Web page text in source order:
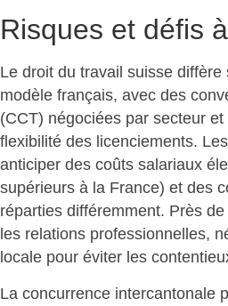
Risques et défis
Le droit du travail suisse diffère
modèle français, avec des
(CCT) négociées par secteur
flexibilité des licenciements.
anticiper des coûts salariaux
supérieurs à la France) et des
réparties différemment. Près
les relations professionnelles,
locale pour éviter les
La concurrence intercantonale